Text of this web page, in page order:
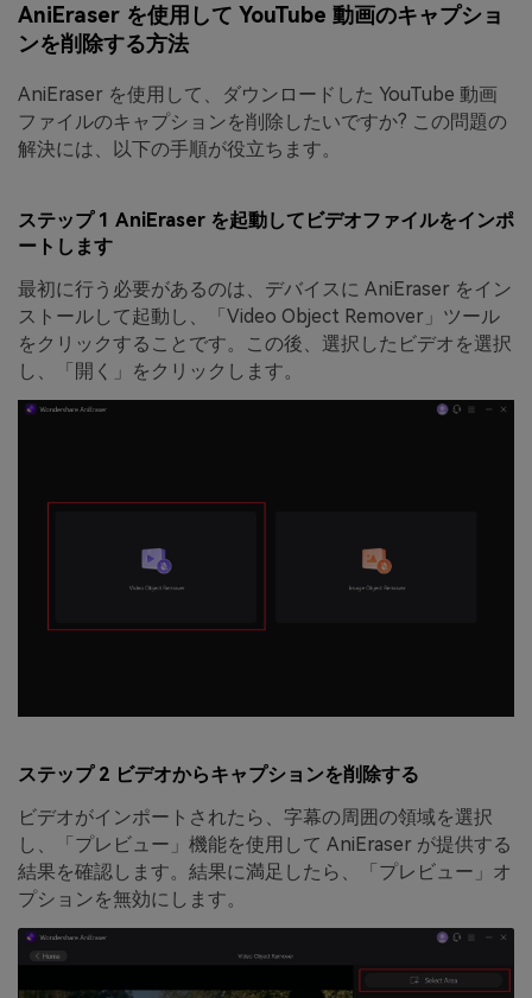
AniEraser を使用して YouTube 動画のキャプショ
ンを削除する方法
AniEraser を使用して、ダウンロードした YouTube 動画
ファイルのキャプションを削除したいですか? この問題の
解決には、以下の手順が役立ちます。
ステップ 1 AniEraser を起動してビデオファイルをインポ
ートします
最初に行う必要があるのは、デバイスに AniEraser をイン
ストールして起動し、「Video Object Remover」ツール
をクリックすることです。この後、選択したビデオを選択
し、「開く」をクリックします。
ステップ 2 ビデオからキャプションを削除する
ビデオがインポートされたら、字幕の周囲の領域を選択
し、「プレビュー」機能を使用して AniEraser が提供する
結果を確認します。結果に満足したら、「プレビュー」オ
プションを無効にします。